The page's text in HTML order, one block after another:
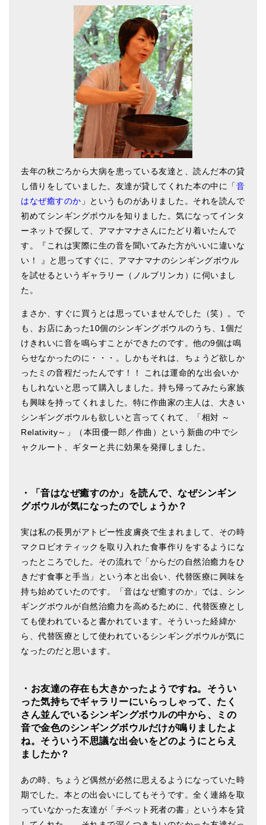
ロゴステッカー・ポストカード各種
亡命チベット人尼僧のお守り・チャーム
チベット・マントラ・ヒーリングCD
ギフトラッピング
シンギングボウル講座
倍音呼吸法レッスン
中級講座
上級講座
ビギナー講師・養成講座
アマナマナとは
About Us
LINEお友だち登録
お客様の声
ブログ
特商法の表記
去年の秋ごろから大病を患っている友達と、読んだ本の貸
し借りをしていました。友達が貸してくれた本の中に「音
はなぜ癒すのか 」というものがありました。それを読んで
初めてシンギングボウルを知りました。気になってインタ
ーネットで探して、アマナマナさんにたどり着いたんで
す。『これは実際に生の音を聞いてみた方がいいに違いな
い！ 』と思ってすぐに、アマナマナのシンギングボウル
を試せるというギャラリー（ノルブリンカ）に伺いまし
た。
まさか、すぐに買うとは思っていませんでした（笑）。で
も、お店にあった10個のシンギングボウルのうち、1個だ
けきれいに音を鳴らすことができたのです。他の9個は鳴
らせなかったのに・・・。しかもそれは、ちょうど欲しか
ったミの音程だったんです！！ これは運命的な出会いか
もしれないと思って購入しました。持ち帰ってみたら家族
も興味を持ってくれました。特に作曲家の主人は、大きい
シンギングボウルも欲しいと言ってくれて、「相対 ～
Relativity～」（本田優一郎／作曲）という新曲の中でシ
ャクルート、ギターと共に効果を発揮しました。
・「音はなぜ癒すのか」を読んで、なぜシンギン
グボウルが気になったのでしょうか？
実は私の長男がアトピー性皮膚炎で生まれまして、その時
マクロビオティックを取り入れた食事作りをするようにな
ったところでした。その流れで「からだの自然治癒力をひ
きだす食事と手当」という本と出会い、代替医療に興味を
持ち始めていたのです。「音はなぜ癒すのか」では、シン
ギングボウルが自然治癒力を高めるために、代替医療とし
ても使われていると書かれています。そういった経緯か
ら、代替医療として使われているシンギングボウルが気に
なったのだと思います。
・お友達の存在も大きかったようですね。そうい
った気持ちでギャラリーにいらっしゃって、たく
さん並んでいるシンギングボウルの中から、ミの
音で金色のシンギングボウルだけが鳴りましたよ
ね。そういう不思議な出会いをどのようにとらえ
ましたか？
あの時、ちょうど偶然が必然に思えるようになっていた時
期でした。本との出会いにしてもそうです。全く連絡を取
っていなかった友達が「チベット死者の書」という本を貸